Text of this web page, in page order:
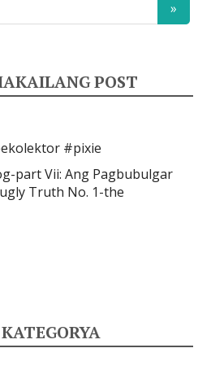
POST
#pixie
part Vii: Ang Pagbubulgar
Truth No. 1-the